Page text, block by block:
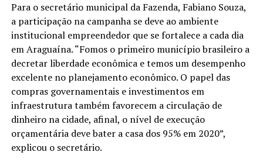
Para o secretário municipal da Fazenda, Fabiano Souza,
a participação na campanha se deve ao ambiente
institucional empreendedor que se fortalece a cada dia
em Araguaína. “Fomos o primeiro município brasileiro a
decretar liberdade econômica e temos um desempenho
excelente no planejamento econômico. O papel das
compras governamentais e investimentos em
infraestrutura também favorecem a circulação de
dinheiro na cidade, afinal, o nível de execução
orçamentária deve bater a casa dos 95% em 2020”,
explicou o secretário.